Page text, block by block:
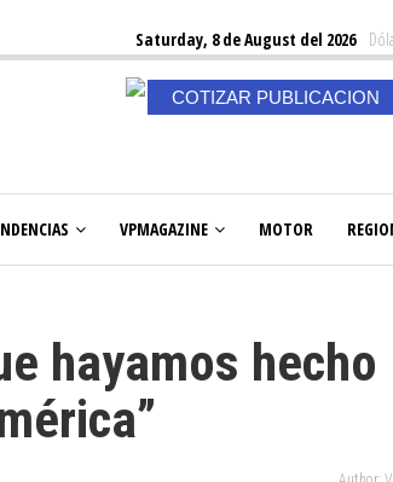
Saturday, 8 de August del 2026
COTIZAR PUBLICACION
VPMAGAZINE MOTOR
hayamos hecho